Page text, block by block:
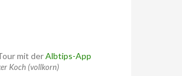
mit derAlbtips-App
Koch (vollkorn)